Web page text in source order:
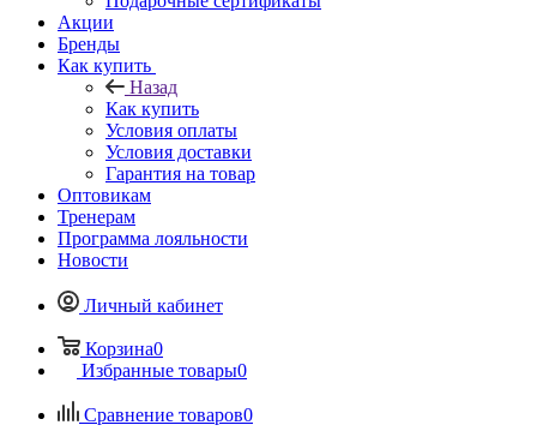
Акции
Бренды
Как купить
Назад
Как купить
Условия оплаты
Условия доставки
Гарантия на товар
Оптовикам
Тренерам
Программа лояльности
Новости
Личный кабинет
Корзина0
Избранные товары0
Сравнение товаров0